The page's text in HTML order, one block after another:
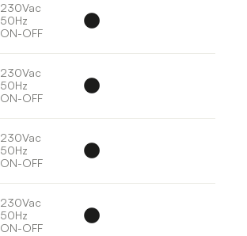
230Vac
50Hz
ON-OFF
230Vac
50Hz
ON-OFF
230Vac
50Hz
ON-OFF
230Vac
50Hz
ON-OFF